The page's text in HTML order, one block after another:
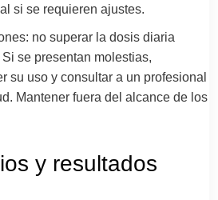
si se requieren ajustes.
no superar la dosis diaria
se presentan molestias,
su uso y consultar a un profesional
Mantener fuera del alcance de los
y resultados